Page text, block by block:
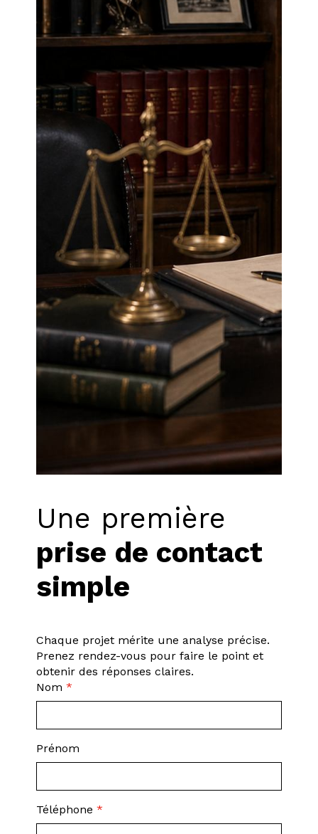
Une première
prise de contact
simple
Chaque projet mérite une analyse précise.
Prenez rendez-vous pour faire le point et
obtenir des réponses claires.
Nom*
Prénom
Téléphone*